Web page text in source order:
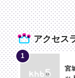
アクセス
宮